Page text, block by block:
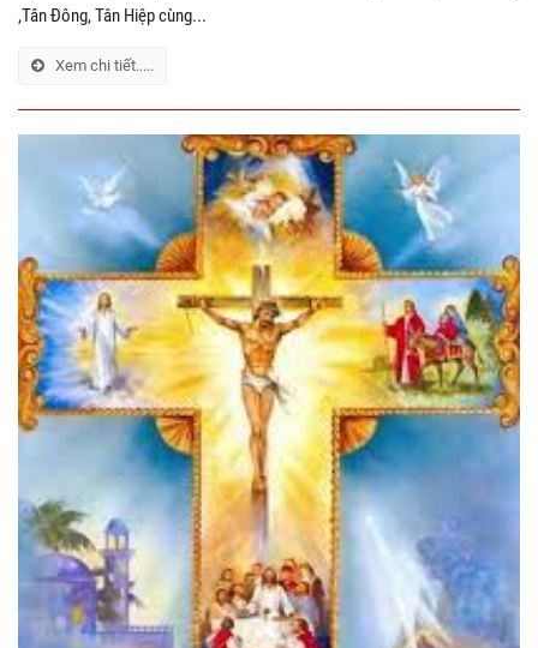
,Tân Đông, Tân Hiệp cùng...
Xem chi tiết.....